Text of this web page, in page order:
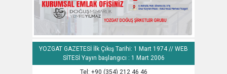
YOZGAT GAZETESİ İlk Çıkış Tarihi: 1 Mart 1974 // WEB
SİTESİ Yayın başlangıcı : 1 Mart 2006
Tel: +90 (354) 212 46 46